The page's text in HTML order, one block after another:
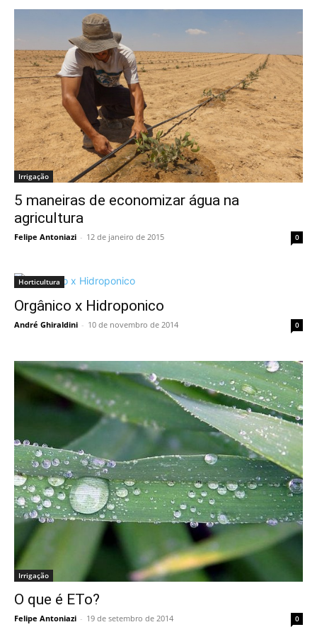
Irrigação
5 maneiras de economizar água na
agricultura
Felipe Antoniazi - 12 de janeiro de 2015 0
Horticultura
Orgânico x Hidroponico
André Ghiraldini - 10 de novembro de 2014 0
Irrigação
O que é ETo?
Felipe Antoniazi - 19 de setembro de 2014 0